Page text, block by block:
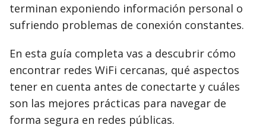
terminan exponiendo información personal o
sufriendo problemas de conexión constantes.
En esta guía completa vas a descubrir cómo
encontrar redes WiFi cercanas, qué aspectos
tener en cuenta antes de conectarte y cuáles
son las mejores prácticas para navegar de
forma segura en redes públicas.